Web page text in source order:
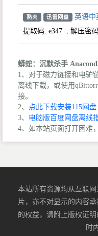
熟肉 迅雷网盘 英语中
提取码: e347 解压密
蟒蛇：沉默杀手
1、对于磁力链接和电驴
离线下载，或使用
接。
2、
点此下载安装115网盘
3、 电脑版百度网盘离线
4、如本站页面打开困难
本站所有资源均从互联
片，亦不对显示的内容
的权益，请附上版权证
时